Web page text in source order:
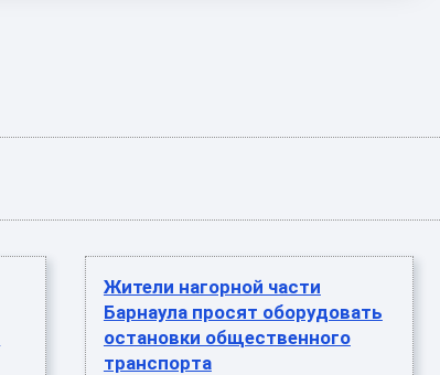
Жители нагорной части
Барнаула просят оборудовать
остановки общественного
транспорта